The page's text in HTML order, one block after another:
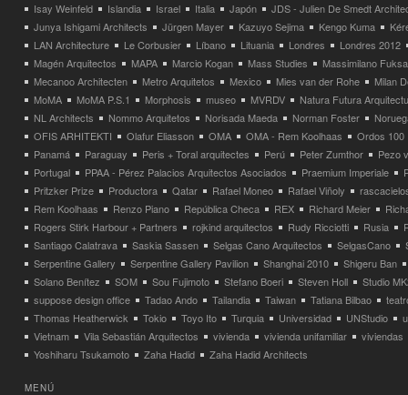
Isay Weinfeld
Islandia Israel Italia Japón
JDS - Julien De Smedt
Junya Ishigami Architects
Jürgen Mayer Kazuyo Sejima Kengo Kuma
LAN Architecture
Le Corbusier Líbano Lituania Londres
Londres 2012
Magén Arquitectos
MAPA Marcio Kogan Mass Studies
Massimilano
Mecanoo Architecten
Metro Arquitetos Mexico Mies van der Rohe
Milan
MoMA
MoMA P.S.1 Morphosis museo MVRDV
Natura Futura
NL Architects
Nommo Arquitetos Norisada Maeda Norman Foster
OFIS ARHITEKTI
Olafur Eliasson OMA OMA - Rem Koolhaas
Ordos 100
Panamá
Paraguay Peris + Toral arquitectes Perú Peter Zumthor
Pezo
Portugal
PPAA - Pérez Palacios Arquitectos Asociados Praemium Imperiale
Pritzker Prize
Productora Qatar Rafael Moneo Rafael Viñoly
Rem Koolhaas
Renzo Piano República Checa REX Richard Meier
Rogers Stirk Harbour + Partners
rojkind arquitectos Rudy Ricciotti Rusia
Santiago Calatrava
Saskia Sassen Selgas Cano Arquitectos SelgasCano
Serpentine Gallery
Serpentine Gallery Pavilion Shanghai 2010
Shigeru Ban
Solano Benítez
SOM Sou Fujimoto Stefano Boeri Steven Holl
Studio
suppose design office
Tadao Ando Tailandia Taiwan Tatiana Bilbao
Thomas Heatherwick
Tokio Toyo Ito Turquia Universidad UNStudio
Vietnam
Vila Sebastián Arquitectos vivienda vivienda unifamiliar
viviendas
Yoshiharu Tsukamoto
Zaha Hadid Zaha Hadid Architects
MENÚ